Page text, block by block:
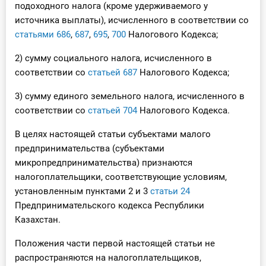
подоходного налога (кроме удерживаемого у
источника выплаты), исчисленного в соответствии со
статьями 686, 687, 695, 700 Налогового Кодекса;
2) сумму социального налога, исчисленного в
соответствии со статьей 687 Налогового Кодекса;
3) сумму единого земельного налога, исчисленного в
соответствии со статьей 704 Налогового Кодекса.
В целях настоящей статьи субъектами малого
предпринимательства (субъектами
микропредпринимательства) признаются
налогоплательщики, соответствующие условиям,
установленным пунктами 2 и 3 статьи 24
Предпринимательского кодекса Республики
Казахстан.
Положения части первой настоящей статьи не
распространяются на налогоплательщиков,